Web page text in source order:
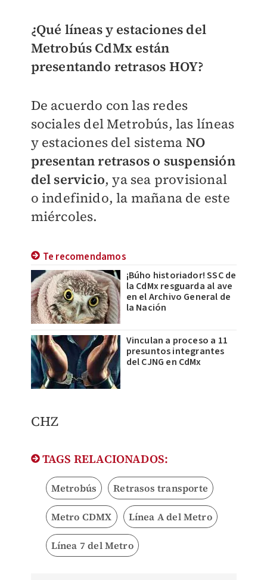
¿Qué líneas y estaciones del
Metrobús CdMx están
presentando retrasos HOY?
De acuerdo con las redes
sociales del Metrobús, las líneas
y estaciones del sistema NO
presentan retrasos o suspensión
del servicio, ya sea provisional
o indefinido, la mañana de este
miércoles.
Te recomendamos
¡Búho historiador! SSC de
la CdMx resguarda al ave
en el Archivo General de
la Nación
Vinculan a proceso a 11
presuntos integrantes
del CJNG en CdMx
CHZ
TAGS RELACIONADOS:
Metrobús Retrasos transporte
Metro CDMX Línea A del Metro
Línea 7 del Metro